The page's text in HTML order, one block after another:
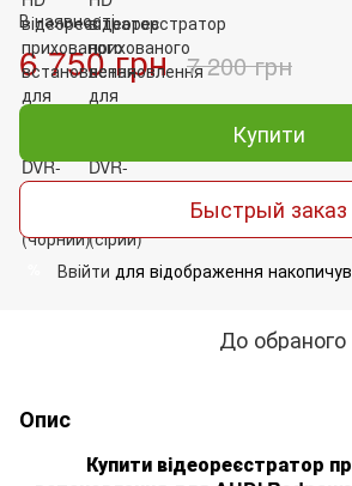
В наявності
6 750 грн 7 200 грн
Купити
Быстрый заказ
Ввійти для відображення
До обраного
Опис
Купити відеореєстратор